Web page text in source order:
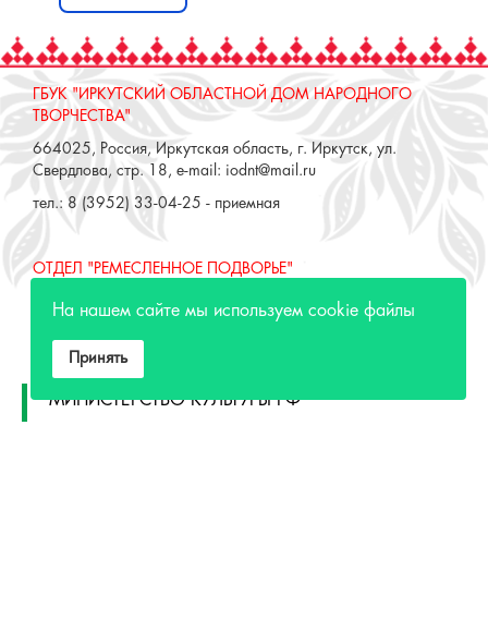
ГБУК "ИРКУТСКИЙ ОБЛАСТНОЙ ДОМ НАРОДНОГО
ТВОРЧЕСТВА"
664025, Россия, Иркутская область, г. Иркутск, ул.
Свердлова, стр. 18, e-mail: iodnt@mail.ru
тел.: 8 (3952) 33-04-25 - приемная
ОТДЕЛ "РЕМЕСЛЕННОЕ ПОДВОРЬЕ"
664025, Россия, Иркутская область, г. Иркутск, ул. 3 июля,
тел.: 8 (3952) 48-71-30
МИНИСТЕРСТВО КУЛЬТУРЫ РФ
На нашем сайте мы используем cookie файлы
Принять